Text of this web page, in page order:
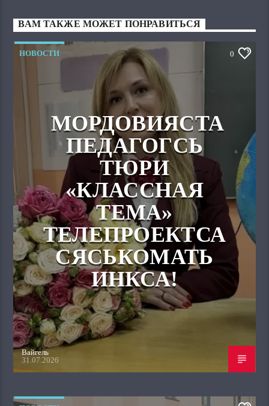
ВАМ ТАКЖЕ МОЖЕТ ПОНРАВИТЬСЯ
НОВОСТИ 0
МОРДОВИЯСТА
ПЕДАГОГСЬ
ТЮРИ
«КЛАССНАЯ
ТЕМА»
ТЕЛЕПРОЕКТСА
СЯСЬКОМАТЬ
ИНКСА!
Вайгель
31.07.2026